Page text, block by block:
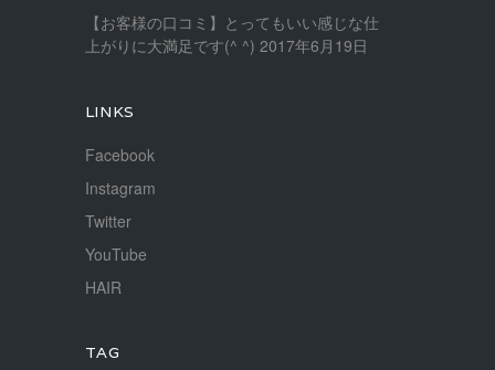
【お客様の口コミ】とってもいい感じな仕
上がりに大満足です(^ ^) 2017年6月19日
LINKS
Facebook
Instagram
Twitter
YouTube
HAIR
TAG